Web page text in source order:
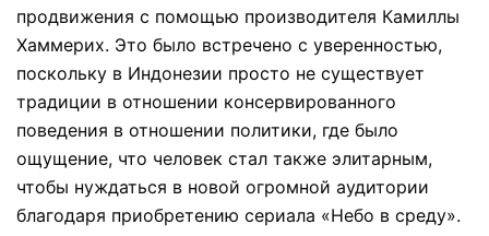
продвижения с помощью производителя Камиллы
Хаммерих. Это было встречено с уверенностью,
поскольку в Индонезии просто не существует
традиции в отношении консервированного
поведения в отношении политики, где было
ощущение, что человек стал также элитарным,
чтобы нуждаться в новой огромной аудитории
благодаря приобретению сериала «Небо в среду».